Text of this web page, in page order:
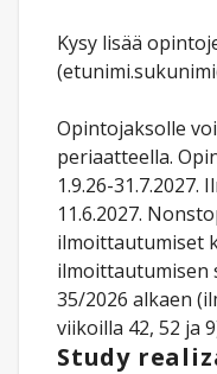
Kysy lisää
Opintojaksolle
periaatteella.
1.9.26-
11.6.2027.
ilmoittautumiset
ilmoittautumisen
35/2026 alkaen
viikoilla 42, 52 ja
Study